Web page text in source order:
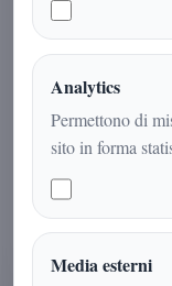
Un
unisce
economia
unitaria del
AUDIO
Analytics
Permettono di
sito in forma
Media esterni